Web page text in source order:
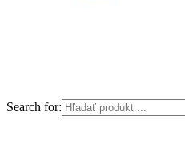
Search for: